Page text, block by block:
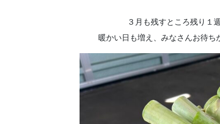
３月も残すところ残り１
暖かい日も増え、みなさんお待ち